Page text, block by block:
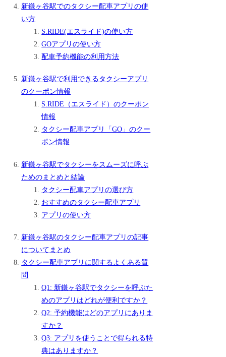
新鎌ヶ谷駅でのタクシー配車アプリの使
い方
S.RIDE(エスライド)の使い方
GOアプリの使い方
配車予約機能の利用方法
新鎌ヶ谷駅で利用できるタクシーアプリ
のクーポン情報
S.RIDE（エスライド）のクーポン
情報
タクシー配車アプリ「GO」のクー
ポン情報
新鎌ヶ谷駅でタクシーをスムーズに呼ぶ
ためのまとめと結論
タクシー配車アプリの選び方
おすすめのタクシー配車アプリ
アプリの使い方
新鎌ヶ谷駅のタクシー配車アプリの記事
についてまとめ
タクシー配車アプリに関するよくある質
問
Q1: 新鎌ヶ谷駅でタクシーを呼ぶた
めのアプリはどれが便利ですか？
Q2: 予約機能はどのアプリにありま
すか？
Q3: アプリを使うことで得られる特
典はありますか？